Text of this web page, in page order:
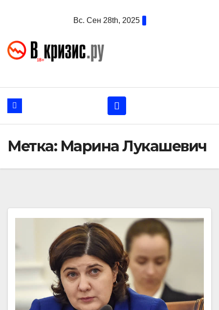
Вс. Сен 28th, 2025
Метка: Марина Лукашевич